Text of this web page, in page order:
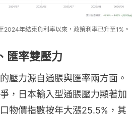
2024年結束負利率以來，政策利率已升至1%。
匯率雙壓力
壓力源自通脹與匯率兩方面。
，日本輸入型通脹壓力顯著加
物價指數按年大漲25.5%，其